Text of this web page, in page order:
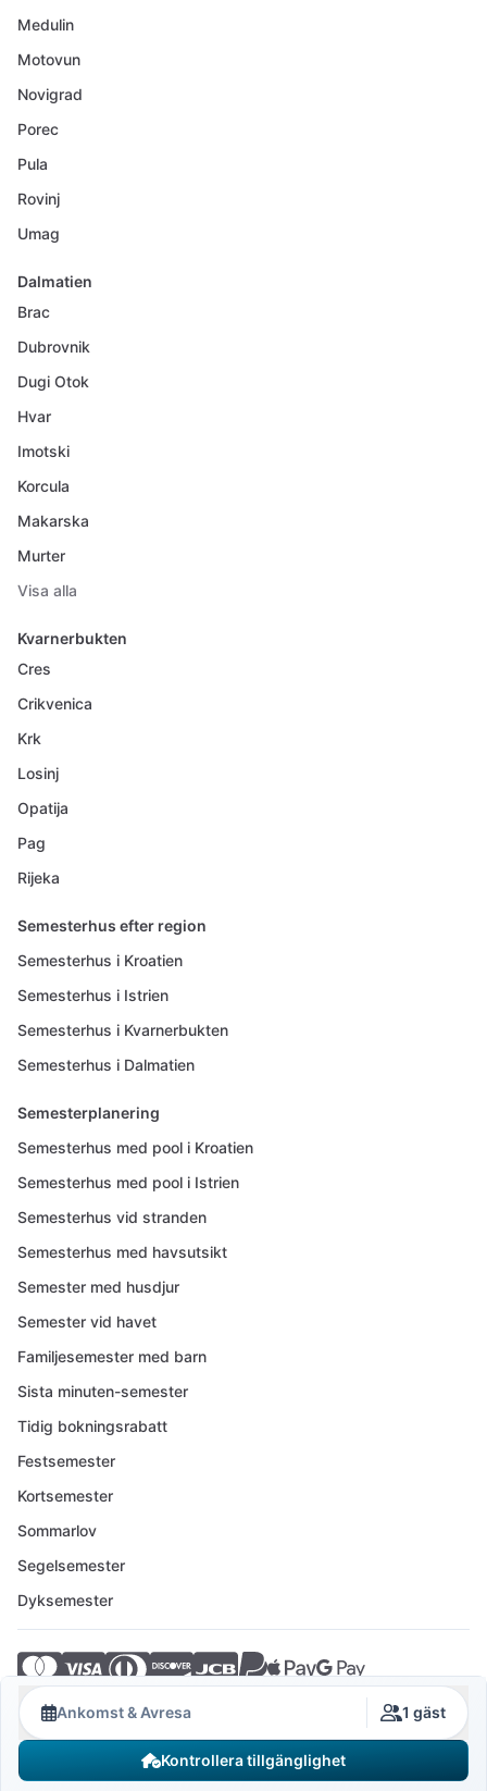
Ankomst & Avresa 1 gäst
Kontrollera tillgänglighet
Medulin
Motovun
Novigrad
Porec
Pula
Rovinj
Umag
Dalmatien
Brac
Dubrovnik
Dugi Otok
Hvar
Imotski
Korcula
Makarska
Murter
Visa alla
Kvarnerbukten
Cres
Crikvenica
Krk
Losinj
Opatija
Pag
Rijeka
Semesterhus efter region
Semesterhus i Kroatien
Semesterhus i Istrien
Semesterhus i Kvarnerbukten
Semesterhus i Dalmatien
Semesterplanering
Semesterhus med pool i Kroatien
Semesterhus med pool i Istrien
Semesterhus vid stranden
Semesterhus med havsutsikt
Semester med husdjur
Semester vid havet
Familjesemester med barn
Sista minuten-semester
Tidig bokningsrabatt
Festsemester
Kortsemester
Sommarlov
Segelsemester
Dyksemester
© 2026 Crovillas GmbH